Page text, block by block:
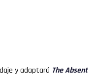
y adaptará The Absent